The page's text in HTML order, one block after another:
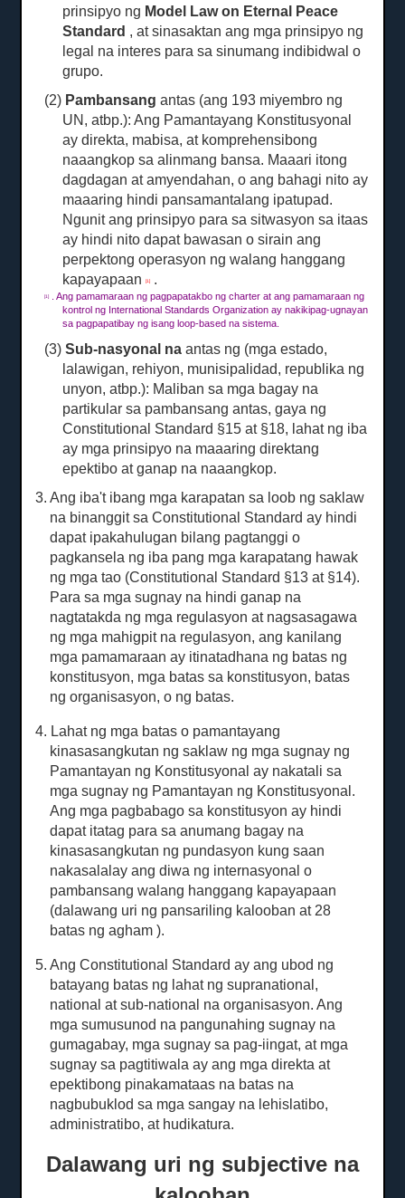
prinsipyo ng Model Law on Eternal Peace
Standard , at sinasaktan ang mga prinsipyo ng
legal na interes para sa sinumang indibidwal o
grupo.
(2) Pambansang antas (ang 193 miyembro ng
UN, atbp.): Ang Pamantayang Konstitusyonal
ay direkta, mabisa, at komprehensibong
naaangkop sa alinmang bansa. Maaari itong
dagdagan at amyendahan, o ang bahagi nito ay
maaaring hindi pansamantalang ipatupad.
Ngunit ang prinsipyo para sa sitwasyon sa itaas
ay hindi nito dapat bawasan o sirain ang
perpektong operasyon ng walang hanggang
kapayapaan[1] .
[1] .Ang pamamaraan ng pagpapatakbo ng charter at ang pamamaraan ng
kontrol ng International Standards Organization ay nakikipag-ugnayan
sa pagpapatibay ng isang loop-based na sistema.
(3)Sub-nasyonal na antas ng (mga estado,
lalawigan, rehiyon, munisipalidad, republika ng
unyon, atbp.): Maliban sa mga bagay na
partikular sa pambansang antas, gaya ng
Constitutional Standard §15 at §18, lahat ng iba
ay mga prinsipyo na maaaring direktang
epektibo at ganap na naaangkop.
3. Ang iba't ibang mga karapatan sa loob ng saklaw
na binanggit sa Constitutional Standard ay hindi
dapat ipakahulugan bilang pagtanggi o
pagkansela ng iba pang mga karapatang hawak
ng mga tao (Constitutional Standard §13 at §14).
Para sa mga sugnay na hindi ganap na
nagtatakda ng mga regulasyon at nagsasagawa
ng mga mahigpit na regulasyon, ang kanilang
mga pamamaraan ay itinatadhana ng batas ng
konstitusyon, mga batas sa konstitusyon, batas
ng organisasyon, o ng batas.
4. Lahat ng mga batas o pamantayang
kinasasangkutan ng saklaw ng mga sugnay ng
Pamantayan ng Konstitusyonal ay nakatali sa
mga sugnay ng Pamantayan ng Konstitusyonal.
Ang mga pagbabago sa konstitusyon ay hindi
dapat itatag para sa anumang bagay na
kinasasangkutan ng pundasyon kung saan
nakasalalay ang diwa ng internasyonal o
pambansang walang hanggang kapayapaan
(dalawang uri ng pansariling kalooban at 28
batas ng agham ).
5. Ang Constitutional Standard ay ang ubod ng
batayang batas ng lahat ng supranational,
national at sub-national na organisasyon.Ang
mga sumusunod na pangunahing sugnay na
gumagabay, mga sugnay sa pag-iingat, at mga
sugnay sa pagtitiwala ay ang mga direkta at
epektibong pinakamataas na batas na
nagbubuklod sa mga sangay na lehislatibo,
administratibo, at hudikatura.
Dalawang uri ng subjective na